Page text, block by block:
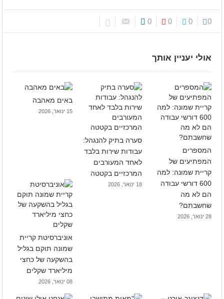
0
0
0
0
אולי יעניין אותך
המספרים
המפתיעים של
קריית שמונה: למה
600 דורשי עבודה
הם לא מה
שחשבתם?
28 ינואר, 2026
סערה בתיק להנגהל:
עבודות שירות בלבד
לאחד המעורבים
המרכזיים בקטטה
18 ינואר, 2026
באים מאהבה
15 ינואר, 2026
אוניברסיטת קריית
שמונה תוקם בגליל
בהשקעה של כחצי
מיליארד שקלים
08 ינואר, 2026